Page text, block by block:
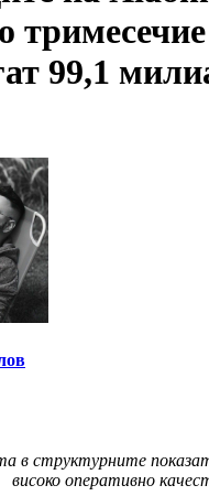
99,1
в структурните
високо оперативно